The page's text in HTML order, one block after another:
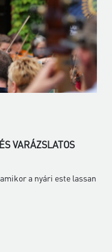
VARÁZSLATOS
a nyári este lassan